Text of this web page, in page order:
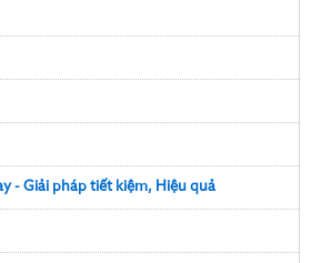
- Giải pháp tiết kiệm, Hiệu quả